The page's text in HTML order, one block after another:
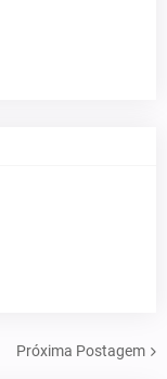
Próxima Postagem